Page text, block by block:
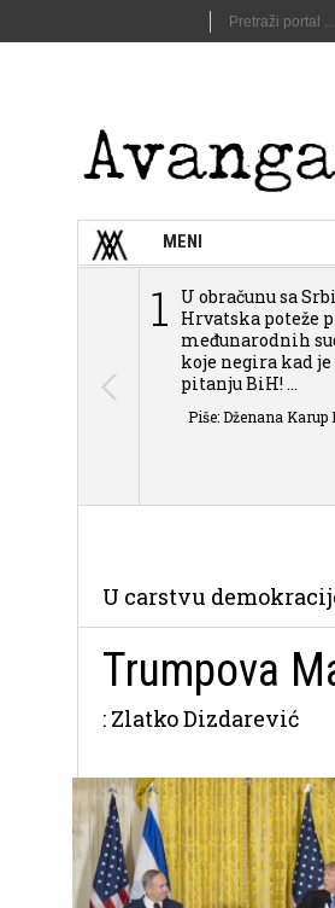
MENI
1
U obračunu sa
Hrvatska poteže
međunarodnih
koje negira kad je
pitanju BiH! ...
Piše: Dženana Karup
U carstvu
Trumpova
: Zlatko Dizdarević